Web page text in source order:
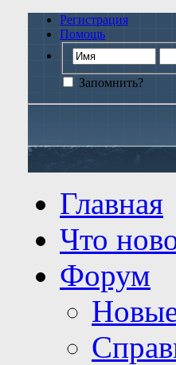
Регистрация
Помощь
Запомнить?
Главная
Что
Форум